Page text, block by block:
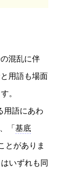
混乱に伴
用語も場面
。
用語にあわ
「 基底
とがありま
いずれも同